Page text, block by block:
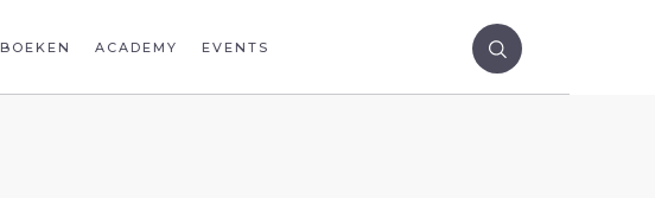
BOEKEN ACADEMY EVENTS